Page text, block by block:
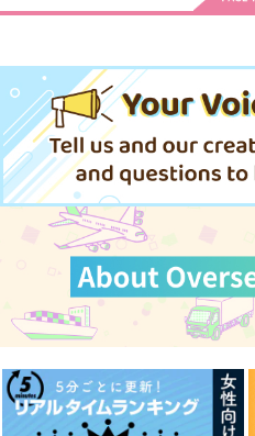
787 円（税込）
五条悟×虎杖悠仁
サンプル
作品詳細
（税込）
五条悟×七海
サン
745
専売 580 （税込）
呪術廻戦
五条悟×狗巻棘
サンプル
カート
Arpeggio
専売 787円
五条悟×狗巻
サン